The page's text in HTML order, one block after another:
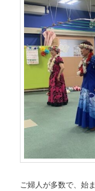
ご婦人が多数で、始